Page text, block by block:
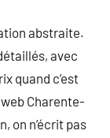
abstraite.
avec
quand c’est
Charente-
on n’écrit pas